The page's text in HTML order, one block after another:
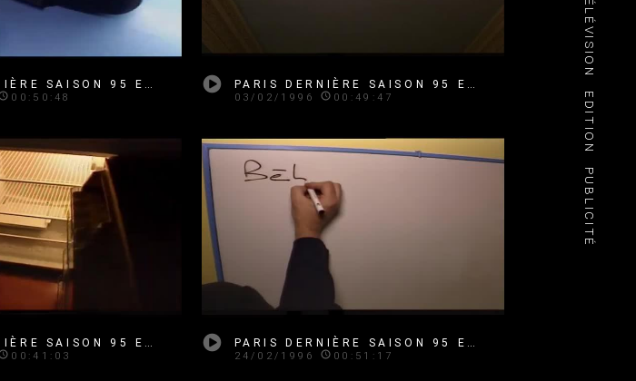
TÉLÉVISION
EDITION
PUBLICITÉ
PARIS DERNIÈRE SAISON 95 EMISSION 18
00:50:48
PARIS DERNIÈRE SAISON 95 EMISSION 19
03/02/1996 00:49:47
PARIS DERNIÈRE SAISON 95 EMISSION 21
00:41:03
PARIS DERNIÈRE SAISON 95 EMISSION 22
24/02/1996 00:51:17